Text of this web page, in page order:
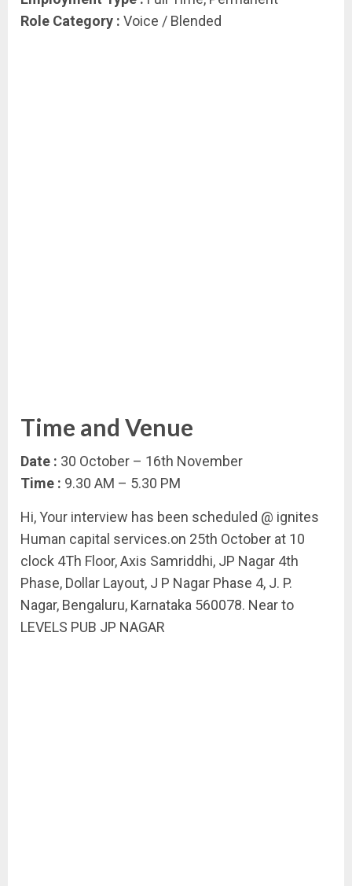
Role Category : Voice / Blended
Time and Venue
Date : 30 October – 16th November
Time : 9.30 AM – 5.30 PM
Hi, Your interview has been scheduled @ ignites
Human capital services.on 25th October at 10
clock 4Th Floor, Axis Samriddhi, JP Nagar 4th
Phase, Dollar Layout, J P Nagar Phase 4, J. P.
Nagar, Bengaluru, Karnataka 560078. Near to
LEVELS PUB JP NAGAR